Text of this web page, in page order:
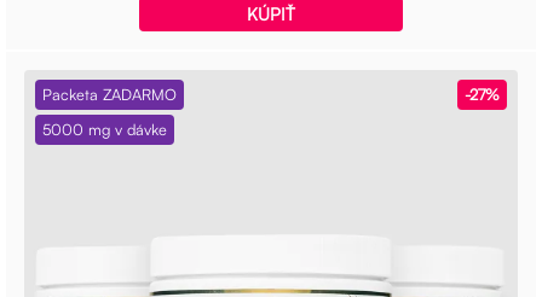
KÚPIŤ
-27%
Packeta ZADARMO
5000 mg v dávke